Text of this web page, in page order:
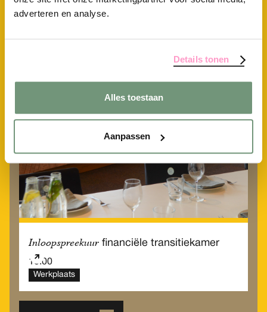
adverteren en analyse.
Details tonen
Alles toestaan
Aanpassen
Inloopspreekuur
Werkplaats
Inloopspreekuur financiële transitiekamer
10.00
Werkplaats